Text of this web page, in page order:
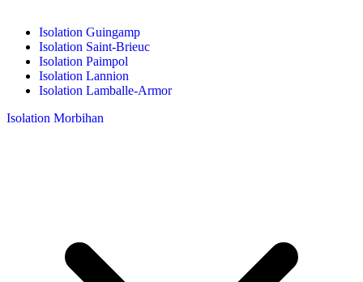
Isolation Guingamp
Isolation Saint-Brieuc
Isolation Paimpol
Isolation Lannion
Isolation Lamballe-Armor
Isolation Morbihan